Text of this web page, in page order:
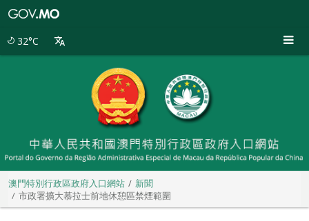
32°C
澳門特別行政區政府入口網站
新聞
市政署擴大慕拉士前地休憩區禁煙範圍